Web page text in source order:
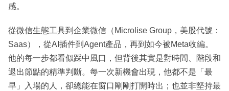
感。
從微信生態工具到企業微信（Microlise Group，美股代號：
Saas），從AI插件到Agent產品，再到如今被Meta收編。
他的每一步都看似踩中風口，但背後其實是對時間、階段和
退出節點的精準判斷。每一次新機會出現，他都不是「最
早」入場的人，卻總能在窗口剛剛打開時出；也並非堅持最